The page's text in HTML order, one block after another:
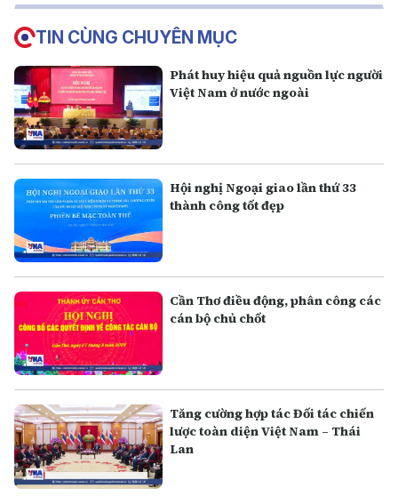
TIN CÙNG CHUYÊN MỤC
Phát huy hiệu quả nguồn lực người
Việt Nam ở nước ngoài
Hội nghị Ngoại giao lần thứ 33
thành công tốt đẹp
Cần Thơ điều động, phân công các
cán bộ chủ chốt
Tăng cường hợp tác Đối tác chiến
lược toàn diện Việt Nam – Thái
Lan